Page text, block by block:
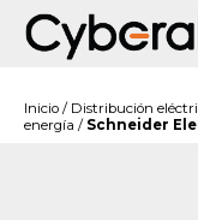
Inicio / Distribución
energía / Schneider